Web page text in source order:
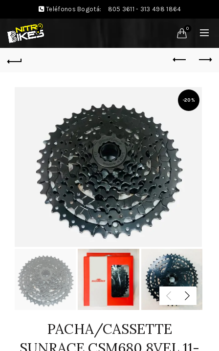
Teléfonos Bogotá: 805 3611 - 313 498 1864
0
-20%
PACHA/CASSETTE